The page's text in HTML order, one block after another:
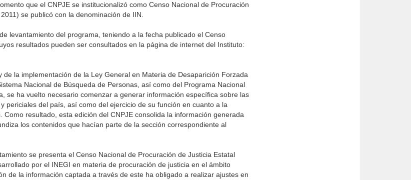
que el CNPJE se institucionalizó como Censo Nacional de Procuración
se publicó con la denominación de IIN.
levantamiento del programa, teniendo a la fecha publicado el Censo
resultados pueden ser consultados en la página de internet del Instituto:
la implementación de la Ley General en Materia de Desaparición Forzada
Nacional de Búsqueda de Personas, así como del Programa Nacional
se ha vuelto necesario comenzar a generar información específica sobre las
periciales del país, así como del ejercicio de su función en cuanto a la
resultado, esta edición del CNPJE consolida la información generada
los contenidos que hacían parte de la sección correspondiente al
se presenta el Censo Nacional de Procuración de Justicia Estatal
por el INEGI en materia de procuración de justicia en el ámbito
de la información captada a través de este ha obligado a realizar ajustes en